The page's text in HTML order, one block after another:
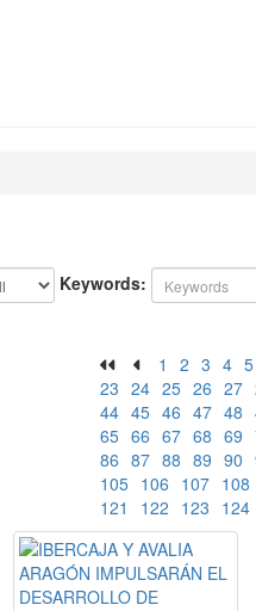
Keywords:
1 2 3 4 5
23 24 25 26 27
44 45 46 47 48
65 66 67 68 69
86 87 88 89 90
105 106 107 108
121
122 123 124